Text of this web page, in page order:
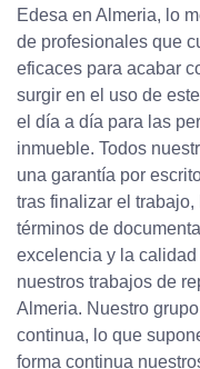
Edesa en Almeria, lo
de profesionales que
eficaces para acabar
surgir en el uso de
el día a día para las
inmueble. Todos
una garantía por
tras finalizar el
términos de
excelencia y la
nuestros trabajos de
Almeria. Nuestro
continua, lo que
forma continua